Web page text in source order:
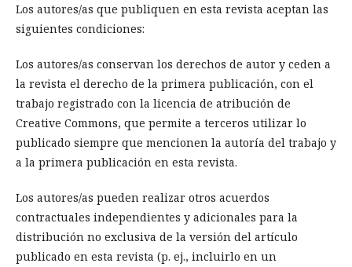
Los autores/as que publiquen en esta revista aceptan las
siguientes condiciones:
Los autores/as conservan los derechos de autor y ceden a
la revista el derecho de la primera publicación, con el
trabajo registrado con la licencia de atribución de
Creative Commons, que permite a terceros utilizar lo
publicado siempre que mencionen la autoría del trabajo y
a la primera publicación en esta revista.
Los autores/as pueden realizar otros acuerdos
contractuales independientes y adicionales para la
distribución no exclusiva de la versión del artículo
publicado en esta revista (p. ej., incluirlo en un